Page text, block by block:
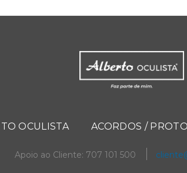
OCULISTA ACORDOS /
Apoio ao Cliente: 707 101 500